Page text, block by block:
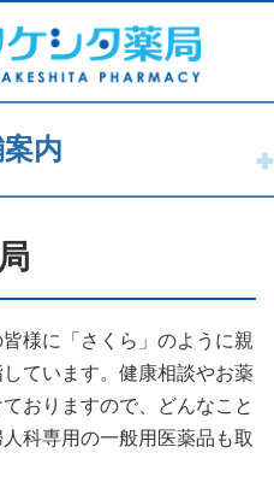
内
様に「さくら」のように親
ています。健康相談やお薬
おりますので、どんなこと
科専用の一般用医薬品も取